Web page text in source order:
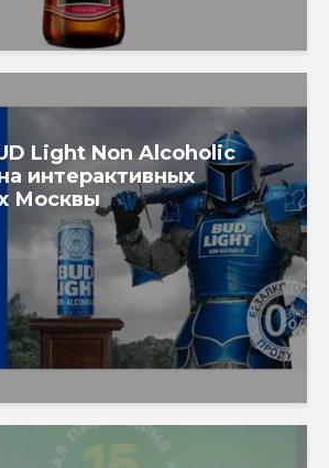
Light Non Alcoholic
интерактивных
Москвы